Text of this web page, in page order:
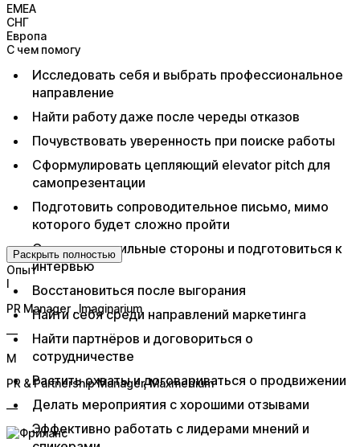
EMEA
СНГ
Европа
С чем помогу
Исследовать себя и выбрать профессиональное
направление
Найти работу даже после череды отказов
Почувствовать уверенность при поиске работы
Сформулировать цепляющий elevator pitch для
самопрезентации
Подготовить сопроводительное письмо, мимо
которого будет сложно пройти
Определить сильные стороны и подготовиться к
интервью
Восстановиться после выгорания
Найти себя среди направлений маркетинга
Найти партнёров и договориться о
сотрудничестве
Растить охваты и договариваться о продвижении
Делать мероприятия с хорошими отзывами
Эффективно работать с лидерами мнений и
Раскрыть полностью
Опыт
I
PR Manager , Imaginarium
—
M
PR & Partnership Manager, Maxmedium
—